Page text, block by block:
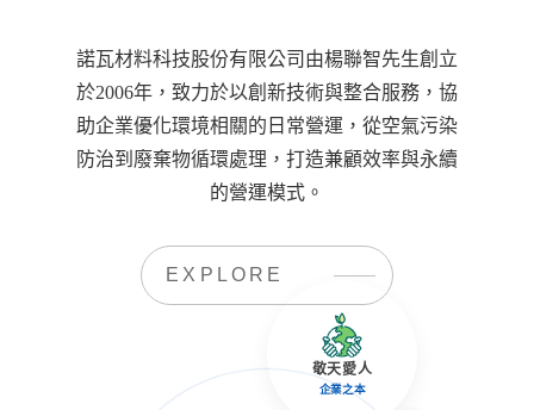
諾瓦材料科技股份有限公司由楊聯智先生創立
於2006年，致力於以創新技術與整合服務，協
助企業優化環境相關的日常營運，從空氣污染
防治到廢棄物循環處理，打造兼顧效率與永續
的營運模式。
EXPLORE
敬天愛人
企業之本